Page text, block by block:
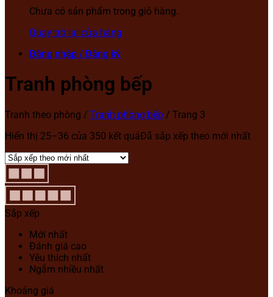
Chưa có sản phẩm trong giỏ hàng.
Quay trở lại cửa hàng
Đăng nhập / Đăng ký
Tranh phòng bếp
Tranh theo phòng / Tranh phòng bếp / Trang 3
Hiển thị 25–36 của 350 kết quảĐã sắp xếp theo mới nhất
Sắp xếp
Mới nhất
Đánh giá cao
Yêu thích nhất
Ngắm nhiều nhất
Khoảng giá